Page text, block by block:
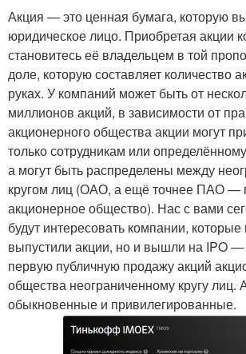
Акция — это ценная бумага, которую
юридическое лицо. Приобретая акции
становитесь её владельцем в той
доле, которую составляет количество
руках. У компаний может быть от
миллионов акций, в зависимости от
акционерного общества акции могут
только сотрудникам или
а могут быть распределены между
кругом лиц (ОАО, а ещё точнее ПАО —
акционерное общество). Нас с вами
будут интересовать компании, которые
выпустили акции, но и вышли на IPO
первую публичную продажу акций
общества неограниченному кругу лиц.
обыкновенные и привилегированные.